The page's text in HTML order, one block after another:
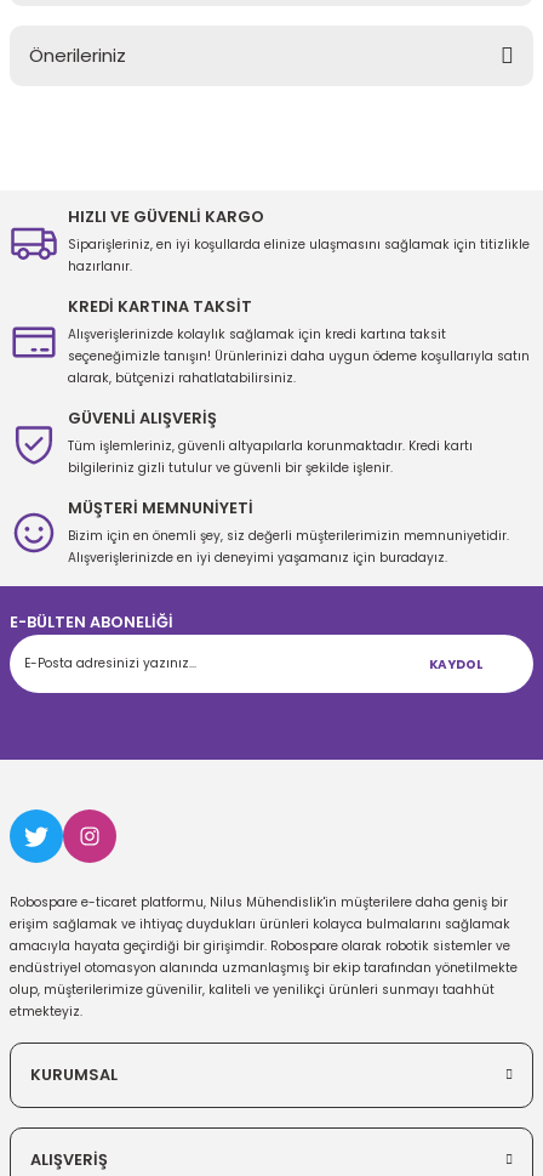
Önerileriniz
Ürün resmi kalitesiz, bozuk veya görüntülenemiyor.
Ürün bilgilerinde hatalar bulunuyor.
Ürün fiyatı diğer sitelerden daha pahalı.
Gönder
HIZLI VE GÜVENLİ KARGO
Siparişleriniz, en iyi koşullarda elinize ulaşmasını sağlamak için titizlikle
hazırlanır.
KREDİ KARTINA TAKSİT
Alışverişlerinizde kolaylık sağlamak için kredi kartına taksit
seçeneğimizle tanışın! Ürünlerinizi daha uygun ödeme koşullarıyla satın
alarak, bütçenizi rahatlatabilirsiniz.
GÜVENLİ ALIŞVERİŞ
Tüm işlemleriniz, güvenli altyapılarla korunmaktadır. Kredi kartı
bilgileriniz gizli tutulur ve güvenli bir şekilde işlenir.
MÜŞTERİ MEMNUNİYETİ
Bizim için en önemli şey, siz değerli müşterilerimizin memnuniyetidir.
Alışverişlerinizde en iyi deneyimi yaşamanız için buradayız.
E-BÜLTEN ABONELİĞİ
KAYDOL
Robospare e-ticaret platformu, Nilus Mühendislik'in müşterilere daha geniş bir
erişim sağlamak ve ihtiyaç duydukları ürünleri kolayca bulmalarını sağlamak
amacıyla hayata geçirdiği bir girişimdir. Robospare olarak robotik sistemler ve
endüstriyel otomasyon alanında uzmanlaşmış bir ekip tarafından yönetilmekte
olup, müşterilerimize güvenilir, kaliteli ve yenilikçi ürünleri sunmayı taahhüt
etmekteyiz.
KURUMSAL
ALIŞVERİŞ